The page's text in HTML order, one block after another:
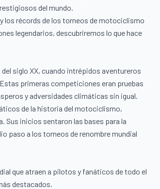
del mundo.
los récords de los torneos de motociclismo
legendarios, descubriremos lo que hace
siglo XX, cuando intrépidos aventureros
primeras competiciones eran pruebas
y adversidades climáticas sin igual.
de la historia del motociclismo,
Sus inicios sentaron las bases para la
paso a los torneos de renombre mundial
que atraen a pilotos y fanáticos de todo el
destacados.